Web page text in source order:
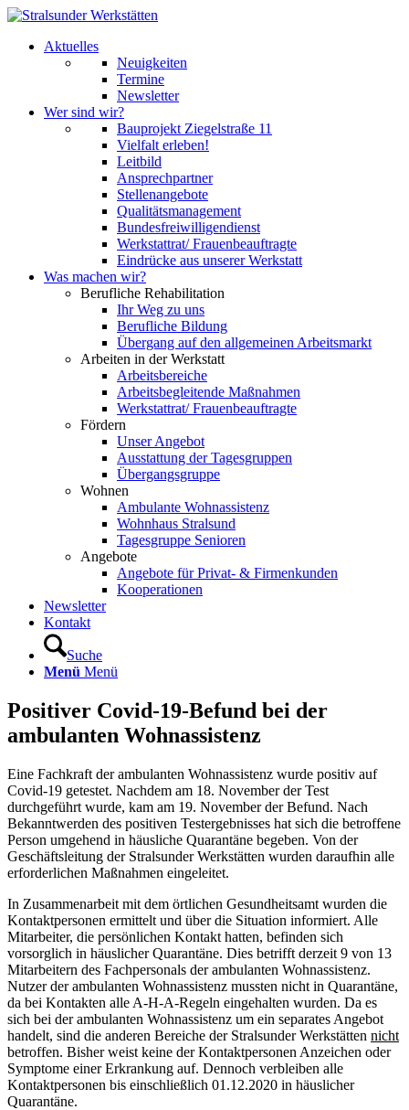
Aktuelles
Neuigkeiten
Termine
Newsletter
Wer sind wir?
Bauprojekt Ziegelstraße 11
Vielfalt erleben!
Leitbild
Ansprechpartner
Stellenangebote
Qualitätsmanagement
Bundesfreiwilligendienst
Werkstattrat/ Frauenbeauftragte
Eindrücke aus unserer Werkstatt
Was machen wir?
Berufliche Rehabilitation
Ihr Weg zu uns
Berufliche Bildung
Übergang auf den allgemeinen Arbeitsmarkt
Arbeiten in der Werkstatt
Arbeitsbereiche
Arbeitsbegleitende Maßnahmen
Werkstattrat/ Frauenbeauftragte
Fördern
Unser Angebot
Ausstattung der Tagesgruppen
Übergangsgruppe
Wohnen
Ambulante Wohnassistenz
Wohnhaus Stralsund
Tagesgruppe Senioren
Angebote
Angebote für Privat- & Firmenkunden
Kooperationen
Newsletter
Kontakt
Suche
Menü Menü
Positiver Covid-19-Befund bei der
ambulanten Wohnassistenz
Eine Fachkraft der ambulanten Wohnassistenz wurde positiv auf
Covid-19 getestet. Nachdem am 18. November der Test
durchgeführt wurde, kam am 19. November der Befund. Nach
Bekanntwerden des positiven Testergebnisses hat sich die betroffene
Person umgehend in häusliche Quarantäne begeben. Von der
Geschäftsleitung der Stralsunder Werkstätten wurden daraufhin alle
erforderlichen Maßnahmen eingeleitet.
In Zusammenarbeit mit dem örtlichen Gesundheitsamt wurden die
Kontaktpersonen ermittelt und über die Situation informiert. Alle
Mitarbeiter, die persönlichen Kontakt hatten, befinden sich
vorsorglich in häuslicher Quarantäne. Dies betrifft derzeit 9 von 13
Mitarbeitern des Fachpersonals der ambulanten Wohnassistenz.
Nutzer der ambulanten Wohnassistenz mussten nicht in Quarantäne,
da bei Kontakten alle A-H-A-Regeln eingehalten wurden. Da es
sich bei der ambulanten Wohnassistenz um ein separates Angebot
handelt, sind die anderen Bereiche der Stralsunder Werkstätten nicht
betroffen. Bisher weist keine der Kontaktpersonen Anzeichen oder
Symptome einer Erkrankung auf. Dennoch verbleiben alle
Kontaktpersonen bis einschließlich 01.12.2020 in häuslicher
Quarantäne.